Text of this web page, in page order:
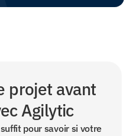
projet avant
Agilytic
pour savoir si votre